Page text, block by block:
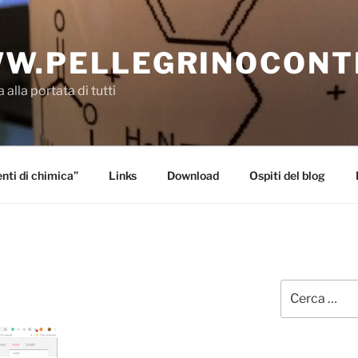
alla portata di tutti
di chimica” Links Download Ospiti del blog